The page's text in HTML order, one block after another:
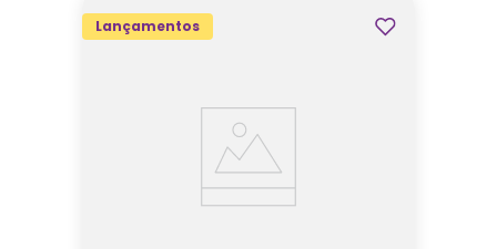
Lançamentos